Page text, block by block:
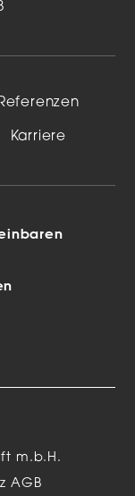
Karriere
m.b.H.
AGB